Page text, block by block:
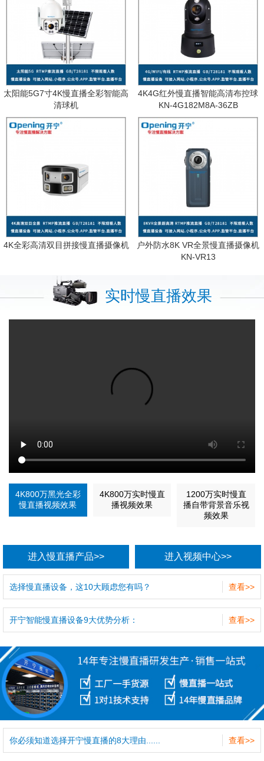
太阳能5G7寸4K慢直播全彩智能高
清球机
4K4G红外慢直播智能高清布控球
KN-4G182M8A-36ZB
4K全彩高清双目拼接慢直播摄像机
户外防水8K VR全景慢直播摄像机
KN-VR13
实时慢直播效果
4K800万黑光全彩
慢直播视频效果
4K800万实时慢直
播视频效果
1200万实时慢直
播自带背景音乐视
频效果
进入慢直播产品>> 进入视频中心>>
查看>>
选择慢直播设备，这10大顾虑您有吗？
查看>>
开宁智能慢直播设备9大优势分析：
查看>>
你必须知道选择开宁慢直播的8大理由......